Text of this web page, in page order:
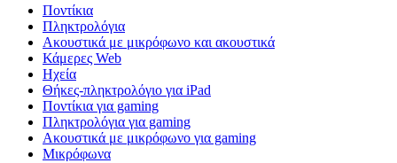
Ποντίκια
Πληκτρολόγια
Ακουστικά με μικρόφωνο και ακουστικά
Κάμερες Web
Ηχεία
Θήκες-πληκτρολόγιο για iPad
Ποντίκια για gaming
Πληκτρολόγια για gaming
Ακουστικά με μικρόφωνο για gaming
Μικρόφωνα